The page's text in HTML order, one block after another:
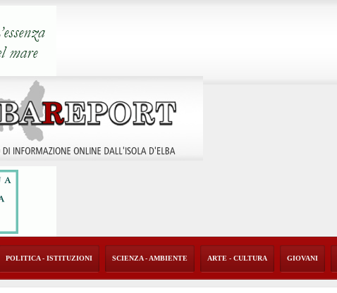
POLITICA - ISTITUZIONI SCIENZA - AMBIENTE ARTE - CULTURA GIOVANI